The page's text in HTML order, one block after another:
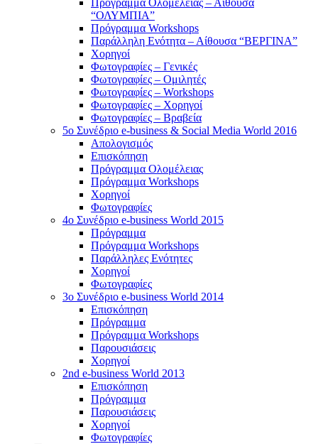
Πρόγραμμα Ολομέλειας – Αίθουσα
“ΟΛΥΜΠΙΑ”
Πρόγραμμα Workshops
Παράλληλη Ενότητα – Αίθουσα “ΒΕΡΓΙΝΑ”
Χορηγοί
Φωτογραφίες – Γενικές
Φωτογραφίες – Ομιλητές
Φωτογραφίες – Workshops
Φωτογραφίες – Χορηγοί
Φωτογραφίες – Βραβεία
5o Συνέδριο e-business & Social Media World 2016
Απολογισμός
Επισκόπηση
Πρόγραμμα Ολομέλειας
Πρόγραμμα Workshops
Χορηγοί
Φωτογραφίες
4o Συνέδριο e-business World 2015
Πρόγραμμα
Πρόγραμμα Workshops
Παράλληλες Ενότητες
Χορηγοί
Φωτογραφίες
3ο Συνέδριο e-business World 2014
Επισκόπηση
Πρόγραμμα
Πρόγραμμα Workshops
Παρουσιάσεις
Χορηγοί
2nd e-business World 2013
Επισκόπηση
Πρόγραμμα
Παρουσιάσεις
Χορηγοί
Φωτογραφίες